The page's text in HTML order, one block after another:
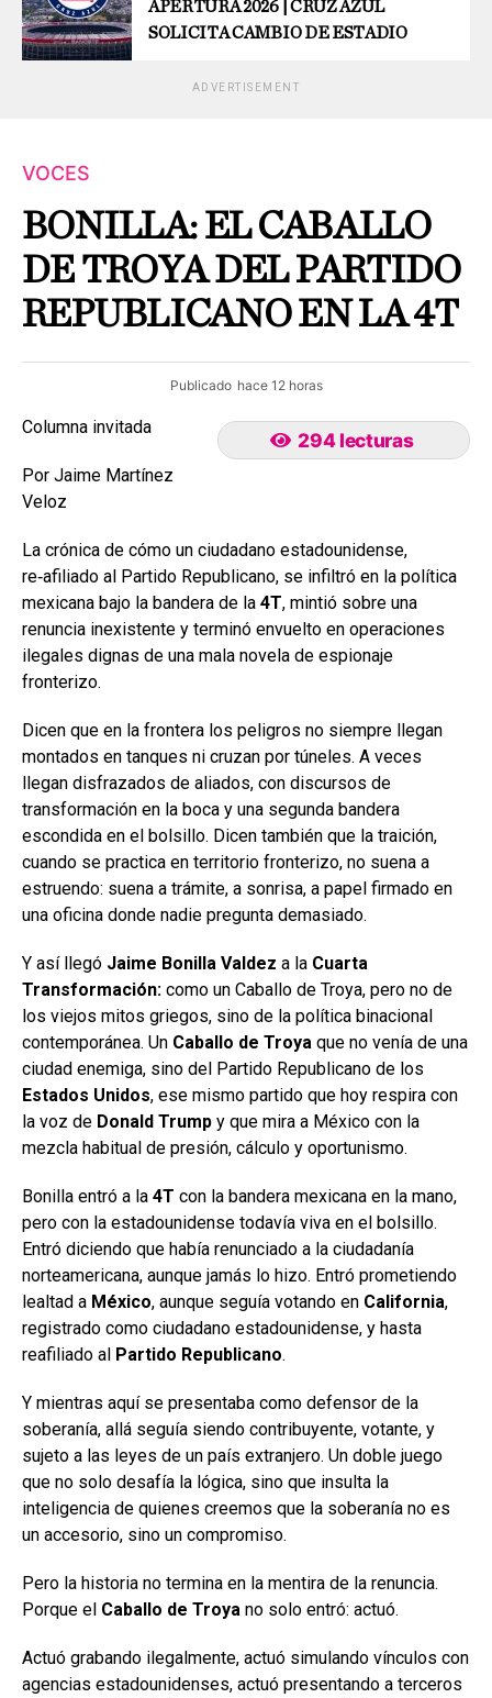
APERTURA 2026 | CRUZ AZUL
SOLICITA CAMBIO DE ESTADIO
ADVERTISEMENT
VOCES
BONILLA: EL CABALLO
DE TROYA DEL PARTIDO
REPUBLICANO EN LA 4T
Publicado hace 12 horas
294 lecturas
Columna invitada
Por Jaime Martínez
Veloz
La crónica de cómo un ciudadano estadounidense,
re‑afiliado al Partido Republicano, se infiltró en la política
mexicana bajo la bandera de la 4T, mintió sobre una
renuncia inexistente y terminó envuelto en operaciones
ilegales dignas de una mala novela de espionaje
fronterizo.
Dicen que en la frontera los peligros no siempre llegan
montados en tanques ni cruzan por túneles. A veces
llegan disfrazados de aliados, con discursos de
transformación en la boca y una segunda bandera
escondida en el bolsillo. Dicen también que la traición,
cuando se practica en territorio fronterizo, no suena a
estruendo: suena a trámite, a sonrisa, a papel firmado en
una oficina donde nadie pregunta demasiado.
Y así llegó Jaime Bonilla Valdez a la Cuarta
Transformación: como un Caballo de Troya, pero no de
los viejos mitos griegos, sino de la política binacional
contemporánea. Un Caballo de Troya que no venía de una
ciudad enemiga, sino del Partido Republicano de los
Estados Unidos, ese mismo partido que hoy respira con
la voz de Donald Trump y que mira a México con la
mezcla habitual de presión, cálculo y oportunismo.
Bonilla entró a la 4T con la bandera mexicana en la mano,
pero con la estadounidense todavía viva en el bolsillo.
Entró diciendo que había renunciado a la ciudadanía
norteamericana, aunque jamás lo hizo. Entró prometiendo
lealtad a México, aunque seguía votando en California,
registrado como ciudadano estadounidense, y hasta
reafiliado al Partido Republicano.
Y mientras aquí se presentaba como defensor de la
soberanía, allá seguía siendo contribuyente, votante, y
sujeto a las leyes de un país extranjero. Un doble juego
que no solo desafía la lógica, sino que insulta la
inteligencia de quienes creemos que la soberanía no es
un accesorio, sino un compromiso.
Pero la historia no termina en la mentira de la renuncia.
Porque el Caballo de Troya no solo entró: actuó.
Actuó grabando ilegalmente, actuó simulando vínculos con
agencias estadounidenses, actuó presentando a terceros